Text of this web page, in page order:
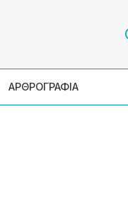
ΑΡΘΡΟΓΡΑΦΙΑ